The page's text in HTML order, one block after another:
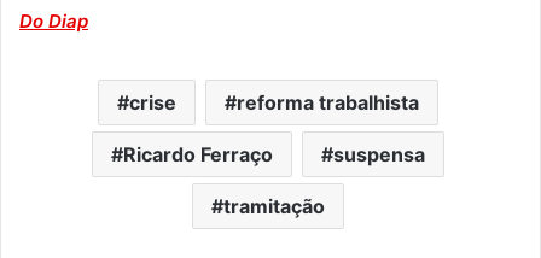
Do Diap
crise reforma trabalhista
Ricardo Ferraço suspensa
tramitação